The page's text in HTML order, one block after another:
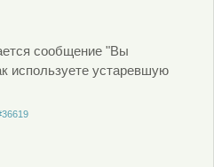
сообщение "Вы
используете устаревшую